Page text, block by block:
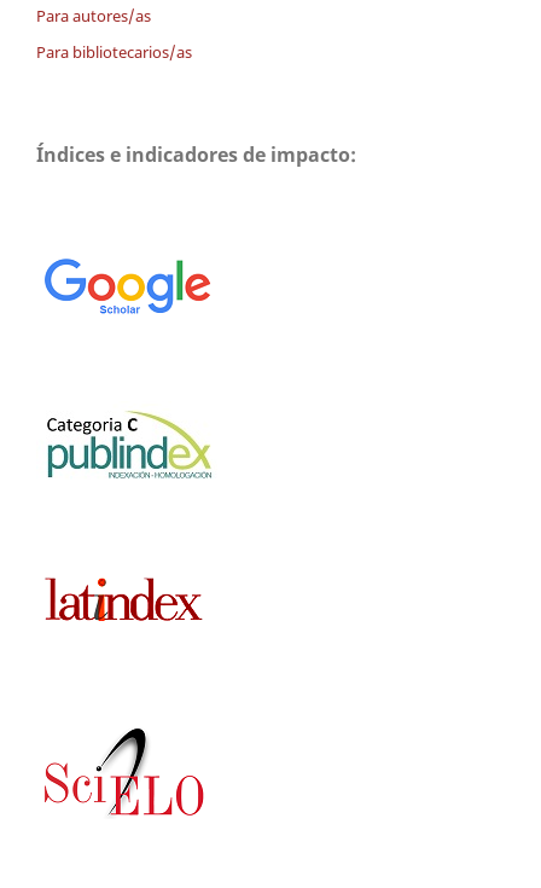
Para autores/as
Para bibliotecarios/as
Índices e indicadores de impacto: